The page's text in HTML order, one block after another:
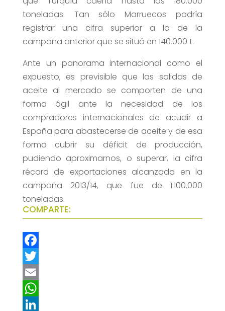
toneladas. Tan sólo Marruecos podría
registrar una cifra superior a la de la
campaña anterior que se situó en 140.000 t.
Ante un panorama internacional como el
expuesto, es previsible que las salidas de
aceite al mercado se comporten de una
forma ágil ante la necesidad de los
compradores internacionales de acudir a
España para abastecerse de aceite y de esa
forma cubrir su déficit de producción,
pudiendo aproximarnos, o superar, la cifra
récord de exportaciones alcanzada en la
campaña 2013/14, que fue de 1.100.000
toneladas.
COMPARTE:
F
a
c
e
T
w
E
m
W